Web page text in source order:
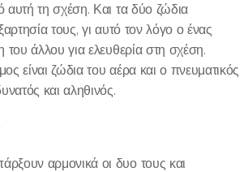
αυτή τη σχέση. Και τα δύο ζώδια
τους, γι αυτό τον λόγο ο ένας
του άλλου για ελευθερία στη σχέση.
είναι ζώδια του αέρα και ο πνευματικός
και αληθινός.
αρμονικά οι δυο τους και